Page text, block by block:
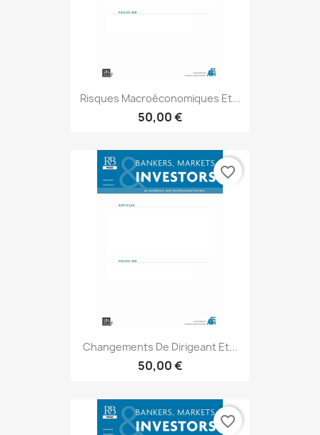
Risques Macroéconomiques Et...
50,00 €
Changements De Dirigeant Et...
50,00 €
favorite_border
favorite_border